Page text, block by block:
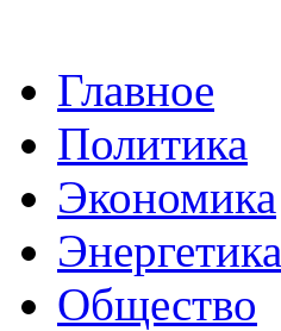
Главное
Политика
Экономика
Энергетика
Общество